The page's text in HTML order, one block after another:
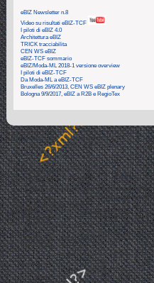
eBIZ Newsletter n.8
Video su risultati eBIZ-TCF
I piloti di eBIZ 4.0
Architettura eBIZ
TRICK tracciabilita
CEN WS eBIZ
eBIZ-TCF sommario
eBIZ/Moda-ML 2018-1 versione overview
I piloti di eBIZ-TCF
Da Moda-ML a eBIZ-TCF
Bruxelles 26/6/2013, CEN WS eBIZ plenary
Bologna 9/9/2017, eBIZ a R2B e RegioTex